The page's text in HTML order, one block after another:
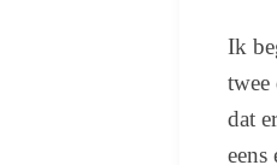
Ik
twee
dat
eens